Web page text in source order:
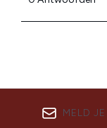
MELD